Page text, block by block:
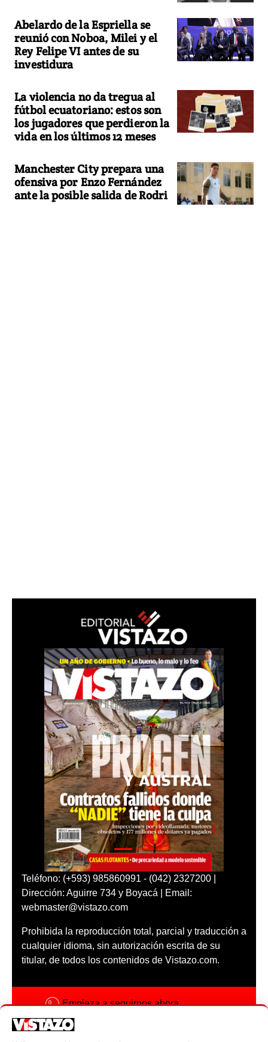
Abelardo de la Espriella se
reunió con Noboa, Milei y el
Rey Felipe VI antes de su
investidura
La violencia no da tregua al
fútbol ecuatoriano: estos son
los jugadores que perdieron la
vida en los últimos 12 meses
Manchester City prepara una
ofensiva por Enzo Fernández
ante la posible salida de Rodri
Teléfono: (+593) 985860991 - (042) 2327200 |
Dirección: Aguirre 734 y Boyacá | Email:
webmaster@vistazo.com
Prohibida la reproducción total, parcial y traducción a
cualquier idioma, sin autorización escrita de su
titular, de todos los contenidos de Vistazo.com.
Empieza a seguirnos ahora